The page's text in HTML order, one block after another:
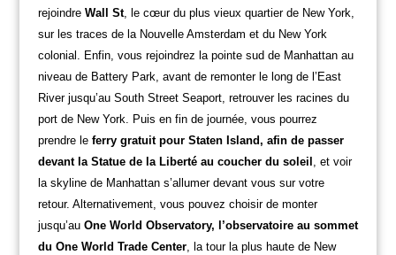
rejoindre Wall St, le cœur du plus vieux quartier de New York,
sur les traces de la Nouvelle Amsterdam et du New York
colonial. Enfin, vous rejoindrez la pointe sud de Manhattan au
niveau de Battery Park, avant de remonter le long de l’East
River jusqu’au South Street Seaport, retrouver les racines du
port de New York. Puis en fin de journée, vous pourrez
prendre le ferry gratuit pour Staten Island, afin de passer
devant la Statue de la Liberté au coucher du soleil , et voir
la skyline de Manhattan s’allumer devant vous sur votre
retour. Alternativement, vous pouvez choisir de monter
jusqu’au One World Observatory, l’observatoire au sommet
du One World Trade Center, la tour la plus haute de New